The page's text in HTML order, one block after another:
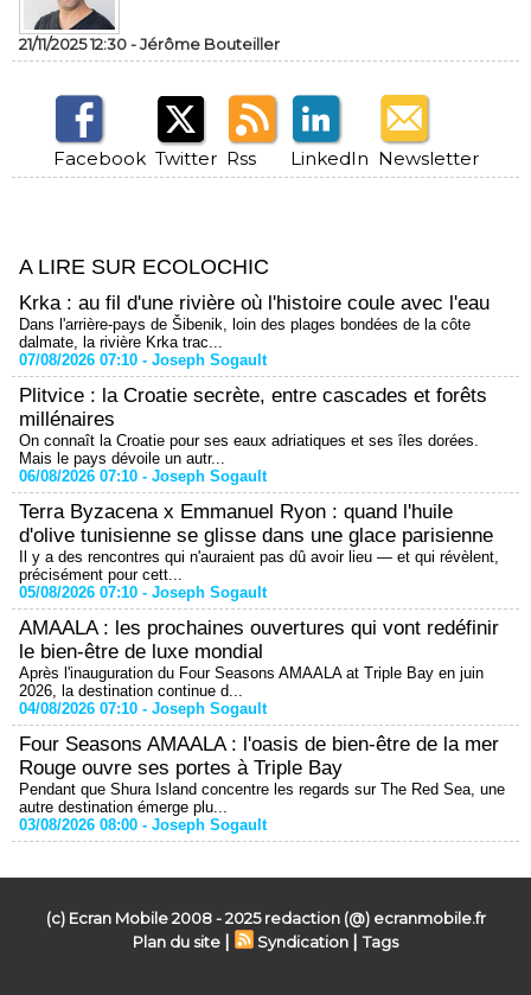
21/11/2025 12:30 -Jérôme Bouteiller
Facebook Twitter Rss LinkedIn Newsletter
A LIRE SUR ECOLOCHIC
Krka : au fil d'une rivière où l'histoire coule avec l'eau
Dans l'arrière-pays de Šibenik, loin des plages bondées de la côte
dalmate, la rivière Krka trac...
07/08/2026 07:10 - Joseph Sogault
Plitvice : la Croatie secrète, entre cascades et forêts
millénaires
On connaît la Croatie pour ses eaux adriatiques et ses îles dorées.
Mais le pays dévoile un autr...
06/08/2026 07:10 - Joseph Sogault
Terra Byzacena x Emmanuel Ryon : quand l'huile
d'olive tunisienne se glisse dans une glace parisienne
Il y a des rencontres qui n'auraient pas dû avoir lieu — et qui révèlent,
précisément pour cett...
05/08/2026 07:10 - Joseph Sogault
AMAALA : les prochaines ouvertures qui vont redéfinir
le bien-être de luxe mondial
Après l'inauguration du Four Seasons AMAALA at Triple Bay en juin
2026, la destination continue d...
04/08/2026 07:10 - Joseph Sogault
Four Seasons AMAALA : l'oasis de bien-être de la mer
Rouge ouvre ses portes à Triple Bay
Pendant que Shura Island concentre les regards sur The Red Sea, une
autre destination émerge plu...
03/08/2026 08:00 - Joseph Sogault
(c) Ecran Mobile 2008 - 2025 redaction (@) ecranmobile.fr
Plan du site | Syndication |Tags